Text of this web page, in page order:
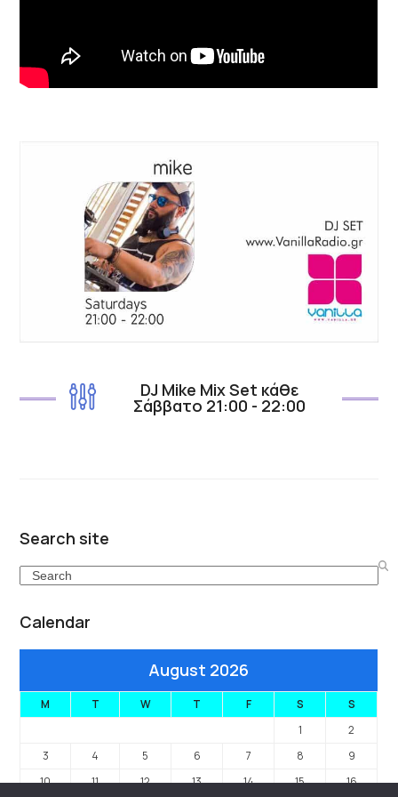
DJ Mike Mix Set κάθε
Σάββατο 21:00 - 22:00
Search site
Search
Calendar
August 2026
M T W T F S
S
1
2
3
4 5 6 7 8
9
10
11 12 13 14 15 16